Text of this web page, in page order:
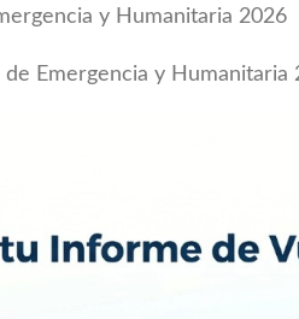
y Humanitaria 2026
Emergencia y Humanitaria